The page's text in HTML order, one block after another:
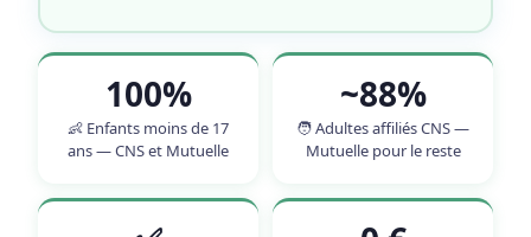
100%
👶 Enfants moins de 17
ans — CNS et Mutuelle
~88%
🧑 Adultes affiliés CNS —
Mutuelle pour le reste